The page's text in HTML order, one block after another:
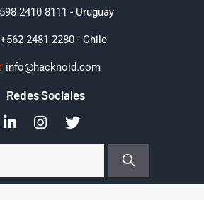
2410 8111 - Uruguay
+562 2481 2280 - Chile
info@hacknoid.com
Redes Sociales